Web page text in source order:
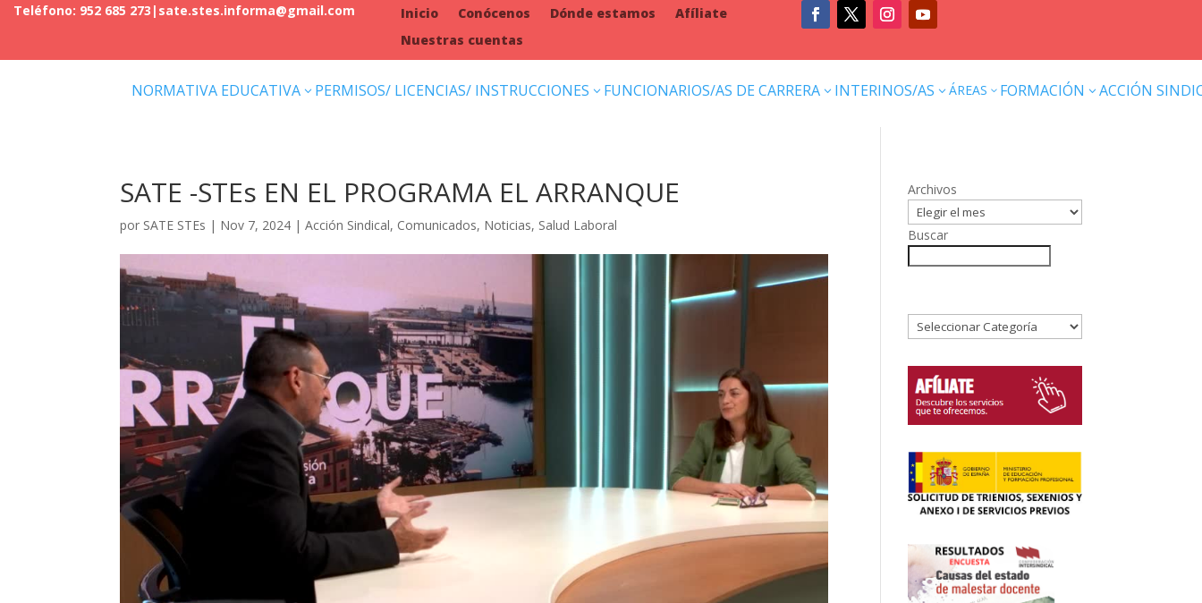
Teléfono: 952 685 273 | sate.stes.informa@gmail.com Inicio Conócenos Dónde estamos
Afíliate
Nuestras cuentas
NORMATIVA EDUCATIVA 3 PERMISOS/ LICENCIAS/ INSTRUCCIONES 3 FUNCIONARIOS/AS DE CARRERA 3 INTERINOS/AS 3ÁREAS 3 FORMACIÓN 3 ACCIÓN
SATE -STEs EN EL PROGRAMA EL ARRANQUE
por SATE STEs | Nov 7, 2024 |Acción Sindical, Comunicados, Noticias, Salud Laboral
Archivos
Buscar